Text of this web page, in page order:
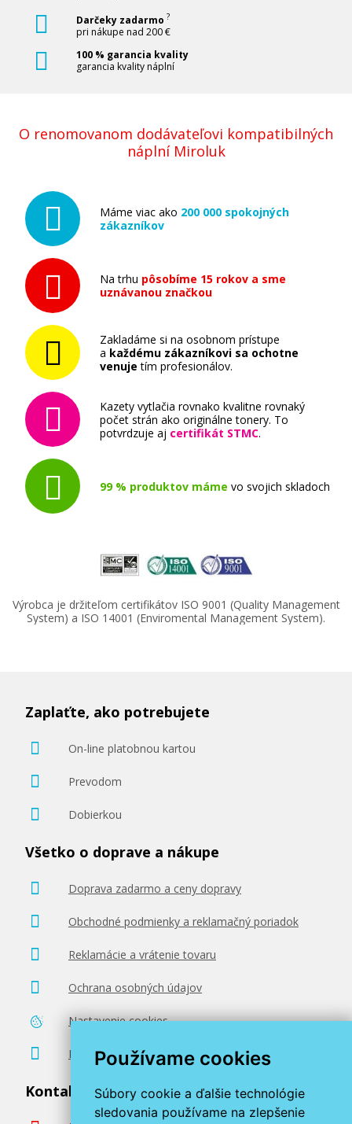
Používame cookies
Súbory cookie a ďalšie technológie
sledovania používame na zlepšenie
Darčeky zadarmo ?
pri nákupe nad 200 €
100 % garancia kvality
garancia kvality náplní
O renomovanom dodávateľovi kompatibilných
náplní Miroluk
Máme viac ako 200 000 spokojných
zákazníkov
Na trhu pôsobíme 15 rokov a sme
uznávanou značkou
Zakladáme si na osobnom prístupe
a každému zákazníkovi sa ochotne
venuje tím profesionálov.
Kazety vytlačia rovnako kvalitne rovnaký
počet strán ako originálne tonery. To
potvrdzuje aj certifikát STMC.
99 % produktov máme vo svojich skladoch
Výrobca je držiteľom certifikátov ISO 9001 (Quality Management
System) a ISO 14001 (Enviromental Management System).
Zaplaťte, ako potrebujete
On-line platobnou kartou
Prevodom
Dobierkou
Všetko o doprave a nákupe
Doprava zadarmo a ceny dopravy
Obchodné podmienky a reklamačný poriadok
Reklamácie a vrátenie tovaru
Ochrana osobných údajov
Nastavenie cookies
Poradenstvo zadarmo
Kontaktujte nás